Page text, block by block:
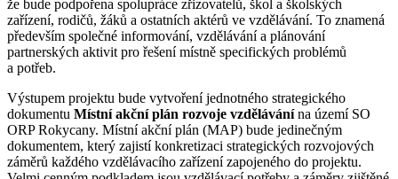
že bude podpořena spolupráce zřizovatelů, škol a školských
zařízení, rodičů, žáků a ostatních aktérů ve vzdělávání. To znamená
především společné informování, vzdělávání a plánování
partnerských aktivit pro řešení místně specifických problémů
a potřeb.
Výstupem projektu bude vytvoření jednotného strategického
dokumentu Místní akční plán rozvoje vzdělávánína území SO
ORP Rokycany. Místní akční plán (MAP) bude jedinečným
dokumentem, který zajistí konkretizaci strategických rozvojových
záměrů každého vzdělávacího zařízení zapojeného do projektu.